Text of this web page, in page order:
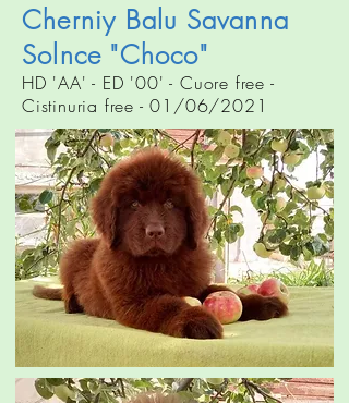
Cherniy Balu Savanna
Solnce "Choco"
HD 'AA' - ED '00' - Cuore free -
Cistinuria free - 01/06/2021